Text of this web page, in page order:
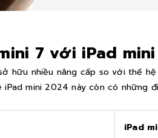
7 với iPad
hữu nhiều nâng cấp so với thế
mini 2024 này còn có những
iPad